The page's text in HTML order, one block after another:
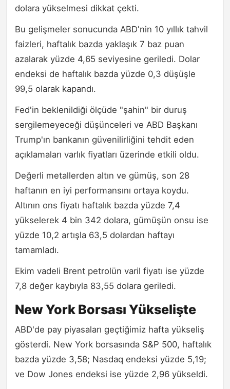
dolara yükselmesi dikkat çekti.
Bu gelişmeler sonucunda ABD'nin 10 yıllık tahvil
faizleri, haftalık bazda yaklaşık 7 baz puan
azalarak yüzde 4,65 seviyesine geriledi. Dolar
endeksi de haftalık bazda yüzde 0,3 düşüşle
99,5 olarak kapandı.
Fed'in beklenildiği ölçüde "şahin" bir duruş
sergilemeyeceği düşünceleri ve ABD Başkanı
Trump'ın bankanın güvenilirliğini tehdit eden
açıklamaları varlık fiyatları üzerinde etkili oldu.
Değerli metallerden altın ve gümüş, son 28
haftanın en iyi performansını ortaya koydu.
Altının ons fiyatı haftalık bazda yüzde 7,4
yükselerek 4 bin 342 dolara, gümüşün onsu ise
yüzde 10,2 artışla 63,5 dolardan haftayı
tamamladı.
Ekim vadeli Brent petrolün varil fiyatı ise yüzde
7,8 değer kaybıyla 83,55 dolara geriledi.
New York Borsası Yükselişte
ABD'de pay piyasaları geçtiğimiz hafta yükseliş
gösterdi. New York borsasında S&P 500, haftalık
bazda yüzde 3,58; Nasdaq endeksi yüzde 5,19;
ve Dow Jones endeksi ise yüzde 2,96 yükseldi.